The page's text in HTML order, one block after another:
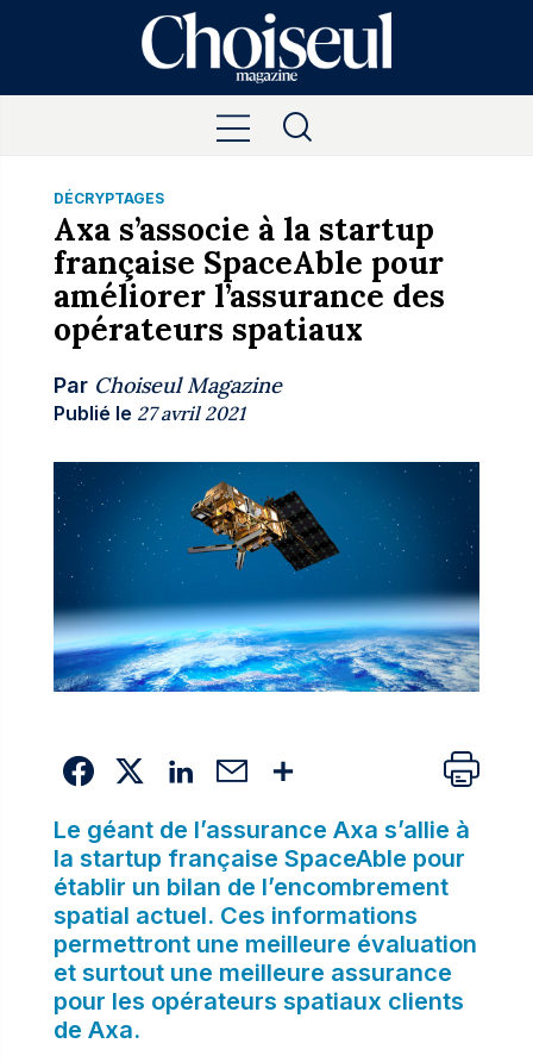
DÉCRYPTAGES
Axa s’associe à la startup
française SpaceAble pour
améliorer l’assurance des
opérateurs spatiaux
Par Choiseul Magazine
Publié le 27 avril 2021
Le géant de l’assurance Axa s’allie à
la startup française SpaceAble pour
établir un bilan de l’encombrement
spatial actuel. Ces informations
permettront une meilleure évaluation
et surtout une meilleure assurance
pour les opérateurs spatiaux clients
de Axa.